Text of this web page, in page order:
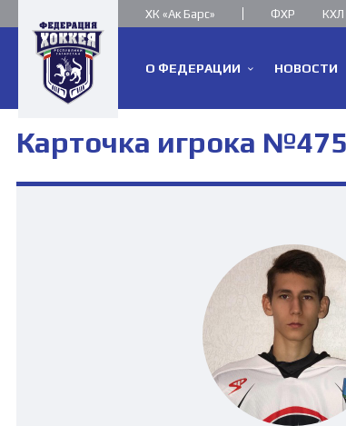
ХК «Ак Барс» ФХР КХЛ
О ФЕДЕРАЦИИ НОВОСТИ
Карточка игрока